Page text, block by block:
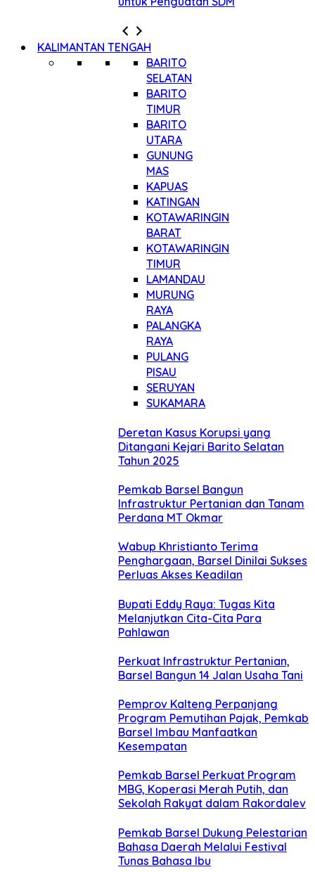
KALIMANTAN TENGAH
BARITO
SELATAN
BARITO
TIMUR
BARITO
UTARA
GUNUNG
MAS
KAPUAS
KATINGAN
KOTAWARINGIN
BARAT
KOTAWARINGIN
TIMUR
LAMANDAU
MURUNG
RAYA
PALANGKA
RAYA
PULANG
PISAU
SERUYAN
SUKAMARA
Deretan Kasus Korupsi yang
Ditangani Kejari Barito Selatan
Tahun 2025
Pemkab Barsel Bangun
Infrastruktur Pertanian dan Tanam
Perdana MT Okmar
Wabup Khristianto Terima
Penghargaan, Barsel Dinilai Sukses
Perluas Akses Keadilan
Bupati Eddy Raya: Tugas Kita
Melanjutkan Cita-Cita Para
Pahlawan
Perkuat Infrastruktur Pertanian,
Barsel Bangun 14 Jalan Usaha Tani
Pemprov Kalteng Perpanjang
Program Pemutihan Pajak, Pemkab
Barsel Imbau Manfaatkan
Kesempatan
Pemkab Barsel Perkuat Program
MBG, Koperasi Merah Putih, dan
Sekolah Rakyat dalam Rakordalev
Pemkab Barsel Dukung Pelestarian
Bahasa Daerah Melalui Festival
Tunas Bahasa Ibu